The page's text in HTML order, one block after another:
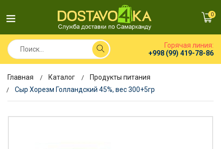
0
Горячая линия:
+998 (99) 419-78-86
Главная Каталог
Продукты питания
Сыр Хорезм Голландский 45%, вес 300+5гр